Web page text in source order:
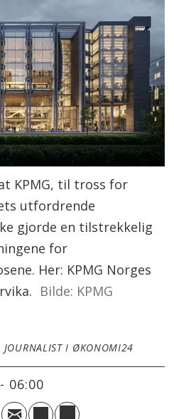
KPMG, til tross for
utfordrende
gjorde en tilstrekkelig
for
Her: KPMG Norges
KPMG
JOURNALIST I ØKONOMI24
06:00